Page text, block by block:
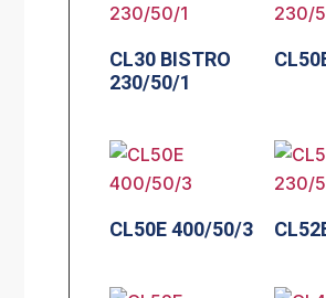
CL30 BISTRO
230/50/1
CL50E 400/50/3